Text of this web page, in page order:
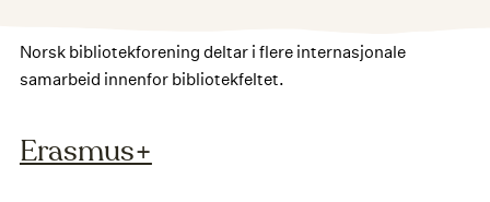
Norsk bibliotekforening deltar i flere internasjonale
samarbeid innenfor bibliotekfeltet.
Erasmus+